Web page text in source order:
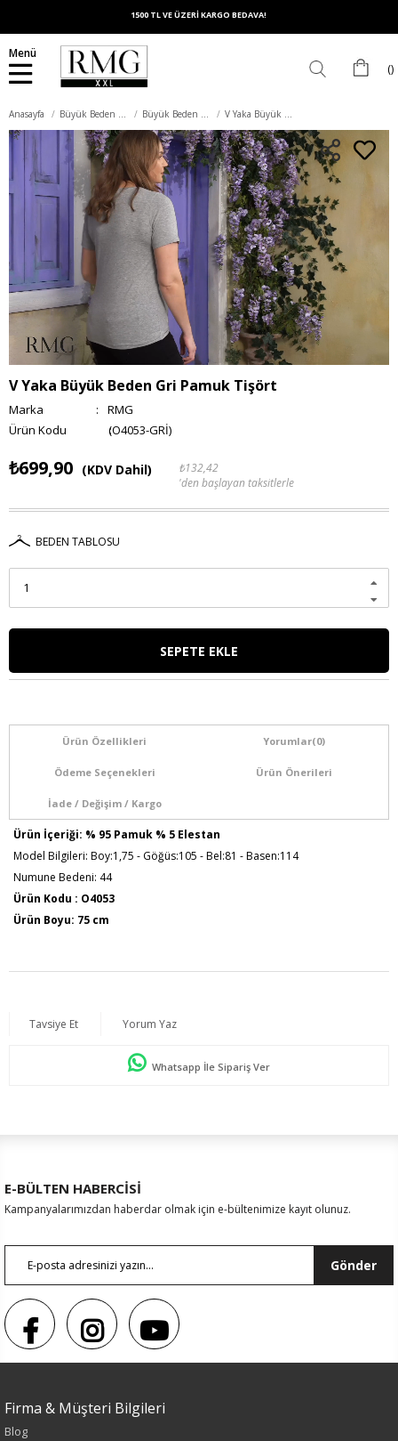
1500 TL VE ÜZERİ KARGO BEDAVA!
Menü
Anasayfa Büyük Beden Üst Giyim Büyük Beden Tişört V Yaka Büyük Beden Gri Pamuk Tişört
V Yaka Büyük Beden Gri Pamuk Tişört
Marka :
RMG
(O4053-GRİ)
₺699,90 (KDV Dahil)
₺132,42
'den başlayan taksitlerle
BEDEN TABLOSU
Ürün Özellikleri Yorumlar(0)
Ödeme Seçenekleri Ürün Önerileri
İade / Değişim / Kargo
Ürün İçeriği: % 95 Pamuk % 5 Elestan
Model Bilgileri: Boy:1,75 - Göğüs:105 - Bel:81 - Basen:114
Numune Bedeni: 44
Ürün Kodu : O4053
Ürün Boyu: 75 cm
Tavsiye Et Yorum Yaz
Whatsapp İle Sipariş Ver
E-BÜLTEN HABERCİSİ
Kampanyalarımızdan haberdar olmak için e-bültenimize kayıt olunuz.
Gönder
Firma & Müşteri Bilgileri
Blog